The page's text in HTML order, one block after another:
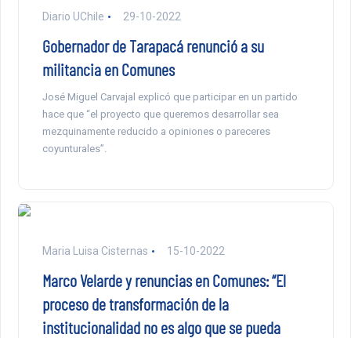
Diario UChile 29-10-2022
Gobernador de Tarapacá renunció a su
militancia en Comunes
José Miguel Carvajal explicó que participar en un partido
hace que “el proyecto que queremos desarrollar sea
mezquinamente reducido a opiniones o pareceres
coyunturales”.
Maria Luisa Cisternas 15-10-2022
Marco Velarde y renuncias en Comunes: “El
proceso de transformación de la
institucionalidad no es algo que se pueda